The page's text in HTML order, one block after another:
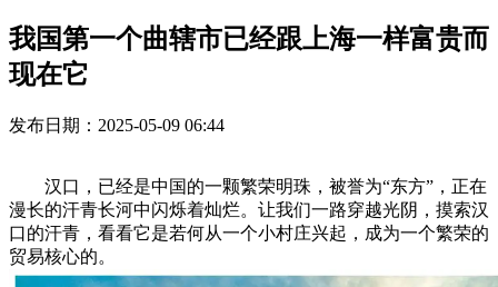
我国第一个曲辖市已经跟上海一样富贵而
现在它
发布日期：2025-05-09 06:44
汉口，已经是中国的一颗繁荣明珠，被誉为“东方”，正在
漫长的汗青长河中闪烁着灿烂。让我们一路穿越光阴，摸索汉
口的汗青，看看它是若何从一个小村庄兴起，成为一个繁荣的
贸易核心的。